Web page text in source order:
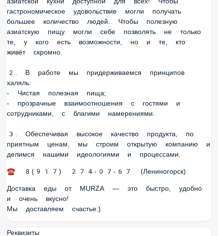
гастрономическое удовольствие могли получать
большее количество людей. Чтобы полезную
азиатскую пищу могли себе позволять не только
те, у кого есть возможности, но и те, кто
живёт скромно.
2. В работе мы придерживаемся принципов
халяль:
- Чистая полезная пища;
- прозрачные взаимоотношения с гостями и
сотрудниками, с благими намерениями.
3. Обеспечивая высокое качество продукта, по
приятным ценам, мы строим открытую компанию и
делимся нашими идеологиями и процессами.
☎️ 8(917) 274-07-67 (Лениногорск)
Доставка еды от MURZA — это быстро, удобно
и очень вкусно!
Мы доставляем счастье:)
Реквизиты